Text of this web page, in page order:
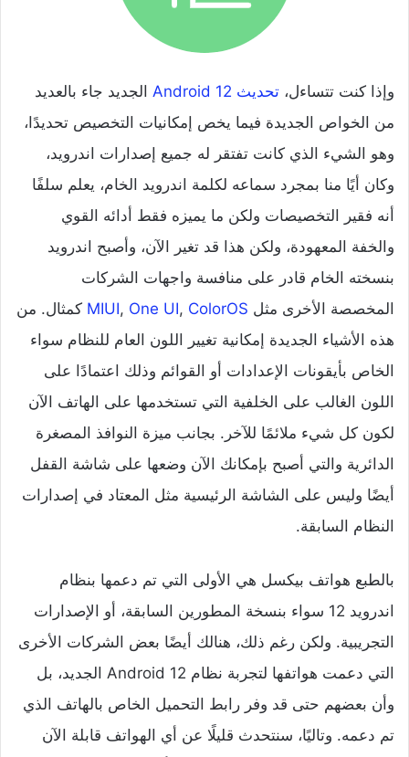
وإذا كنت تتساءل، تحديث Android 12
الجديد جاء بالعديد
من الخواص الجديدة فيما يخص إمكانيات التخصيص تحديدًا،
وهو الشيء الذي كانت تفتقر له جميع إصدارات اندرويد،
وكان أيًا منا بمجرد سماعه لكلمة اندرويد الخام، يعلم سلفًا
أنه فقير التخصيصات ولكن ما يميزه فقط أدائه القوي
والخفة المعهودة، ولكن هذا قد تغير الآن، وأصبح اندرويد
بنسخته الخام قادر على منافسة واجهات الشركات
المخصصة الأخرى مثل
MIUI, One UI, ColorOS
كمثال. من
هذه الأشياء الجديدة إمكانية تغيير اللون العام للنظام سواء
الخاص بأيقونات الإعدادات أو القوائم وذلك اعتمادًا على
اللون الغالب على الخلفية التي تستخدمها على الهاتف الآن
لكون كل شيء ملائمًا للآخر. بجانب ميزة النوافذ المصغرة
الدائرية والتي أصبح بإمكانك الآن وضعها على شاشة القفل
أيضًا وليس على الشاشة الرئيسية مثل المعتاد في إصدارات
النظام السابقة.
بالطبع هواتف بيكسل هي الأولى التي تم دعمها بنظام
اندرويد 12 سواء بنسخة المطورين السابقة، أو الإصدارات
التجريبية. ولكن رغم ذلك، هنالك أيضًا بعض الشركات الأخرى
التي دعمت هواتفها لتجربة نظام Android 12 الجديد، بل
وأن بعضهم حتى قد وفر رابط التحميل الخاص بالهاتف الذي
تم دعمه. وتاليًا، سنتحدث قليلًا عن أي الهواتف قابلة الآن